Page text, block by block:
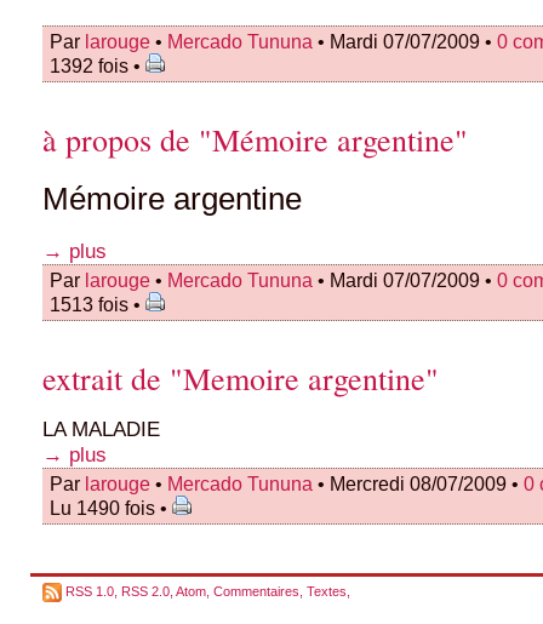
Par larouge • Mercado Tununa • Mardi 07/07/2009 • 0
1392 fois •
à propos de "Mémoire argentine"
Mémoire argentine
→ plus
Par larouge • Mercado Tununa • Mardi 07/07/2009 • 0
1513 fois •
extrait de "Memoire argentine"
LA MALADIE
→ plus
Par larouge • Mercado Tununa • Mercredi 08/07/2009 • 0
Lu 1490 fois •
RSS 1.0 RSS 2.0 Atom Commentaires Textes